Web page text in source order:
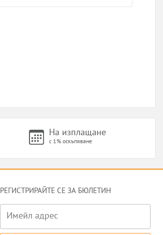
На изплащане
с 1% оскъпяване
РЕГИСТРИРАЙТЕ СЕ ЗА БЮЛЕТИН
Имейл адрес